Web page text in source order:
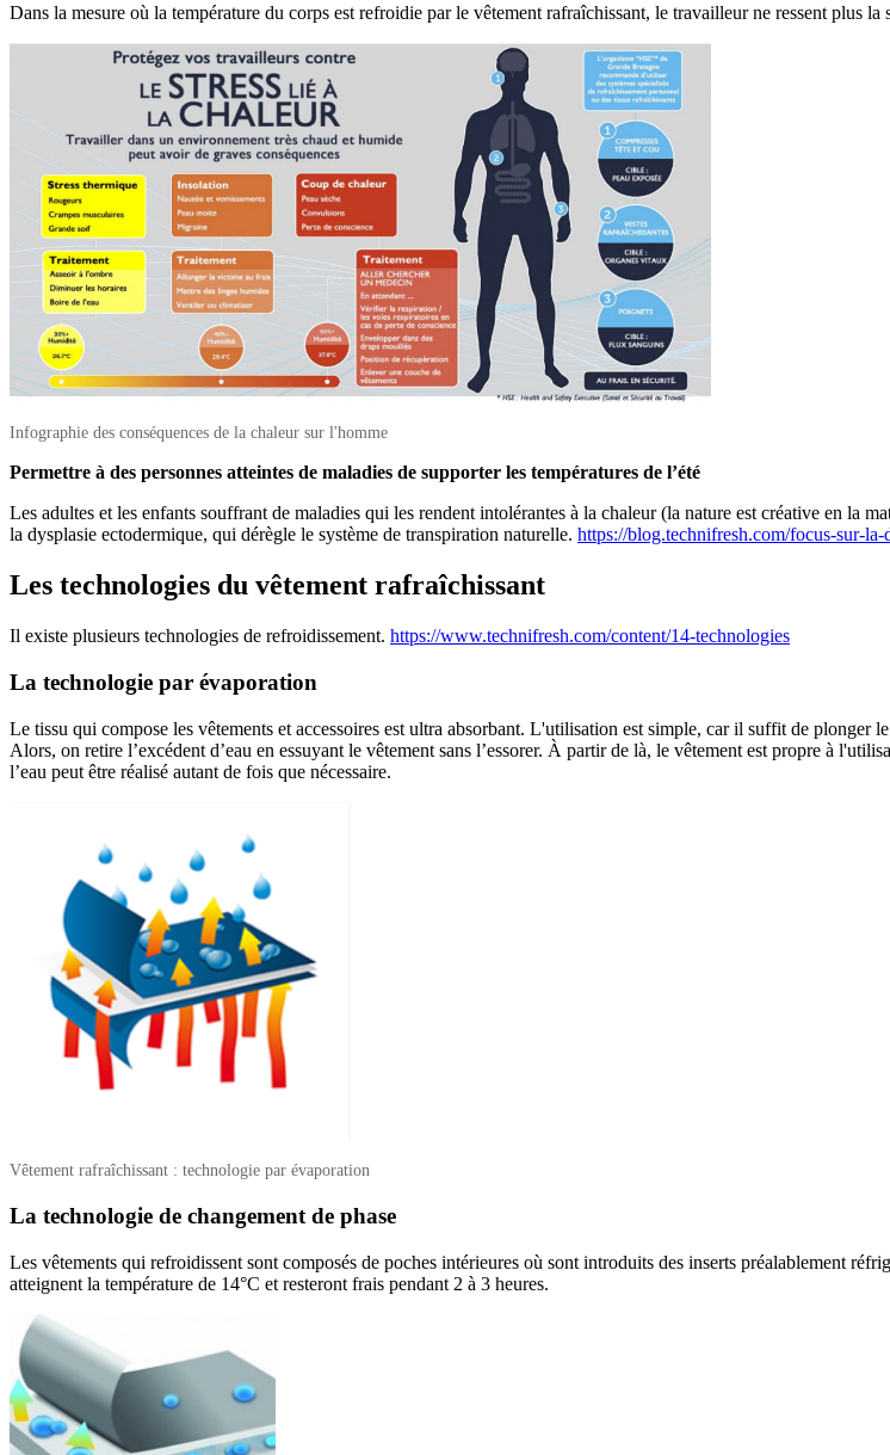
Dans la mesure où la température du corps est refroidie par le vêtement rafraîchissant, le travailleur ne ressent plus
Infographie des conséquences de la chaleur sur l'homme
Permettre à des personnes atteintes de maladies de supporter les températures de l’été
Les adultes et les enfants souffrant de maladies qui les rendent intolérantes à la chaleur (la nature est créative en la
la dysplasie ectodermique, qui dérègle le système de transpiration naturelle. https://blog.technifresh.com/focus-sur-la-
Les technologies du vêtement rafraîchissant
Il existe plusieurs technologies de refroidissement. https://www.technifresh.com/content/14-technologies
La technologie par évaporation
Le tissu qui compose les vêtements et accessoires est ultra absorbant. L'utilisation est simple, car il suffit de plonger
Alors, on retire l’excédent d’eau en essuyant le vêtement sans l’essorer. À partir de là, le vêtement est propre à
l’eau peut être réalisé autant de fois que nécessaire.
Vêtement rafraîchissant : technologie par évaporation
La technologie de changement de phase
Les vêtements qui refroidissent sont composés de poches intérieures où sont introduits des inserts préalablement
atteignent la température de 14°C et resteront frais pendant 2 à 3 heures.